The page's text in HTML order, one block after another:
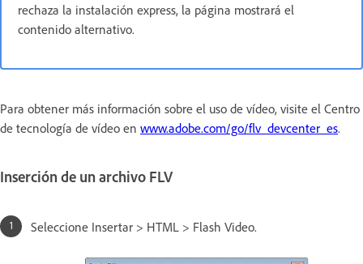
rechaza la instalación express, la página mostrará el
contenido alternativo.
Para obtener más información sobre el uso de vídeo, visite el Centro
de tecnología de vídeo en www.adobe.com/go/flv_devcenter_es.
Inserción de un archivo FLV
Seleccione Insertar > HTML > Flash Video.